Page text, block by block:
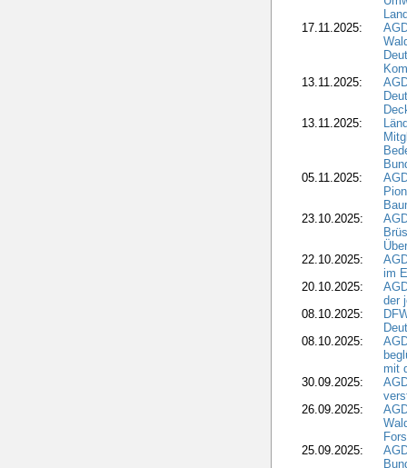
17.11.2025:
13.11.2025:
13.11.2025:
05.11.2025:
23.10.2025:
22.10.2025:
im
20.10.2025:
der
08.10.2025:
08.10.2025:
mit
30.09.2025:
26.09.2025:
25.09.2025: